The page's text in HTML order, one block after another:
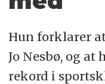
Hun forklarer
Jo Nesbø, og
rekord i